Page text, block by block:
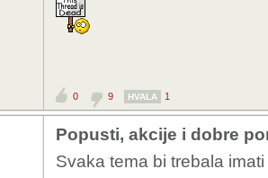
0 9 HVALA 1
Popusti, akcije i dobre
Svaka tema bi trebala